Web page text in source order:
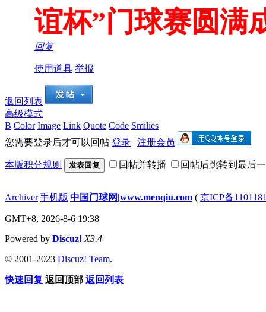
谊杯”门球赛圆满
回复
使用道具 举报
返回列表
高级模式
B Color Image Link Quote Code Smilies
您需要登录后才可以回帖 登录 | 注册会员
本版积分规则 发表回复 回帖并转播 回帖后跳转到最后
Archiver|手机版|中国门球网|www.menqiu.com ( 京ICP备
GMT+8, 2026-8-6 19:38
Powered by Discuz! X3.4
© 2001-2023 Discuz! Team.
快速回复 返回顶部 返回列表